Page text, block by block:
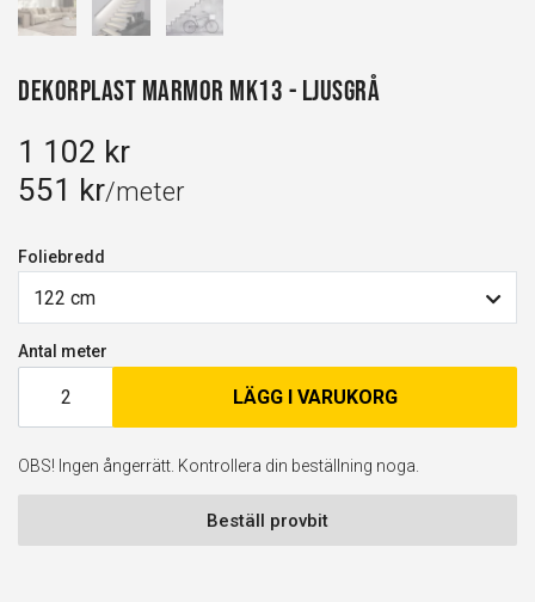
Dekorplast Marmor MK13 - Ljusgrå
1 102 kr
551 kr/meter
Foliebredd
122 cm
Antal meter
LÄGG I VARUKORG
OBS! Ingen ångerrätt. Kontrollera din beställning noga.
Beställ provbit